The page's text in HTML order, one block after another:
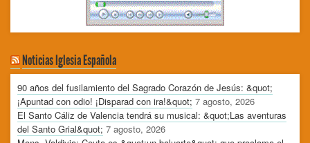
Noticias Iglesia Española
90 años del fusilamiento del Sagrado Corazón de Jesús: &quot;
¡Apuntad con odio! ¡Disparad con ira!&quot; 7 agosto, 2026
El Santo Cáliz de Valencia tendrá su musical: &quot;Las aventuras
del Santo Grial&quot; 7 agosto, 2026